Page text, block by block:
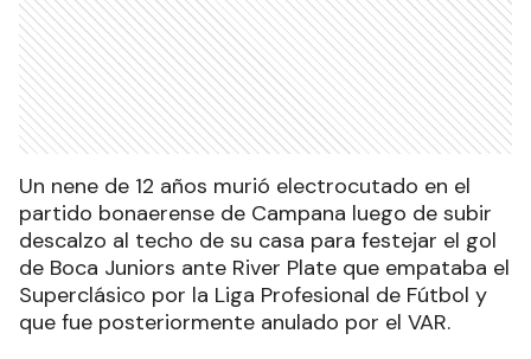
Un nene de 12 años murió electrocutado en el
partido bonaerense de Campana luego de subir
descalzo al techo de su casa para festejar el gol
de Boca Juniors ante River Plate que empataba el
Superclásico por la Liga Profesional de Fútbol y
que fue posteriormente anulado por el VAR.